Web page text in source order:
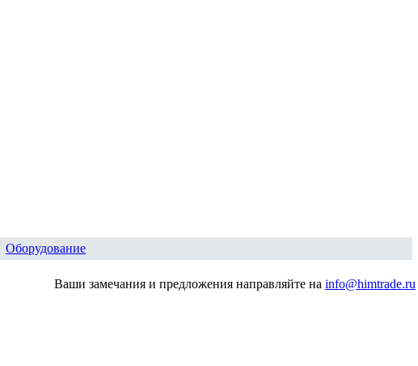
Оборудование
Ваши замечания и предложения направляйте на info@himtrade.ru